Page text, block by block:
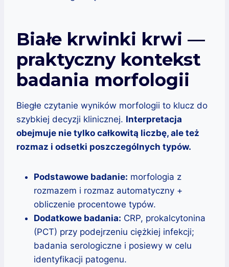
Białe krwinki krwi —
praktyczny kontekst
badania morfologii
Biegłe czytanie wyników morfologii to klucz do
szybkiej decyzji klinicznej. Interpretacja
obejmuje nie tylko całkowitą liczbę, ale też
rozmaz i odsetki poszczególnych typów.
Podstawowe badanie: morfologia z
rozmazem i rozmaz automatyczny +
obliczenie procentowe typów.
Dodatkowe badania: CRP, prokalcytonina
(PCT) przy podejrzeniu ciężkiej infekcji;
badania serologiczne i posiewy w celu
identyfikacji patogenu.